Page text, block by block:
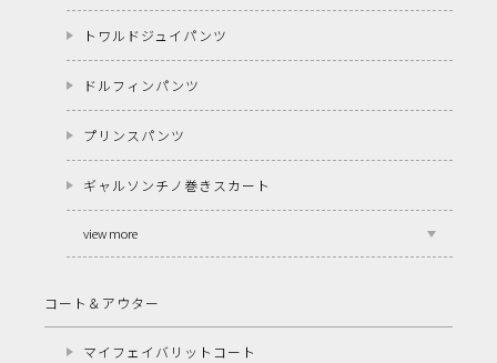
トワルドジュイパンツ
ドルフィンパンツ
プリンスパンツ
ギャルソンチノ巻きスカート
view more
コート＆アウター
マイフェイバリットコート